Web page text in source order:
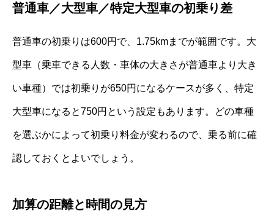
普通車／大型車／特定大型車の初乗り差
普通車の初乗りは600円で、1.75kmまでが範囲です。大
型車（乗車できる人数・車体の大きさが普通車より大き
い車種）では初乗りが650円になるケースが多く、特定
大型車になると750円という設定もあります。どの車種
を選ぶかによって初乗り料金が変わるので、乗る前に確
認しておくとよいでしょう。
加算の距離と時間の見方